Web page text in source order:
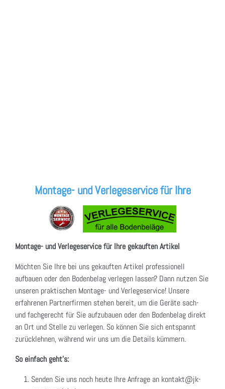
Montage- und Verlegeservice für Ihre
Montage- und Verlegeservice für Ihre gekauften Artikel
Möchten Sie Ihre bei uns gekauften Artikel professionell
aufbauen oder den Bodenbelag verlegen lassen? Dann nutzen Sie
unseren praktischen Montage- und Verlegeservice! Unsere
erfahrenen Partnerfirmen stehen bereit, um die Geräte sach-
und fachgerecht für Sie aufzubauen oder den Bodenbelag direkt
an Ort und Stelle zu verlegen. So können Sie sich entspannt
zurücklehnen, während wir uns um die Details kümmern.
So einfach geht's:
Senden Sie uns noch heute Ihre Anfrage an kontakt@jk-